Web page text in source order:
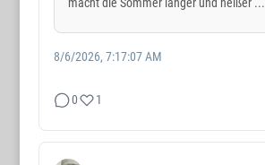
macht die Sommer länger und heißer ...
8/6/2026, 7:17:07 AM
0 1